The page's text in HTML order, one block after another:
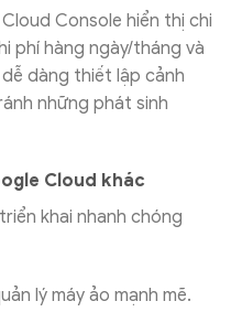
Console hiển thị chi
phí hàng ngày/tháng và
dàng thiết lập cảnh
những phát sinh
Cloud khác
khai nhanh chóng
lý máy ảo mạnh mẽ.